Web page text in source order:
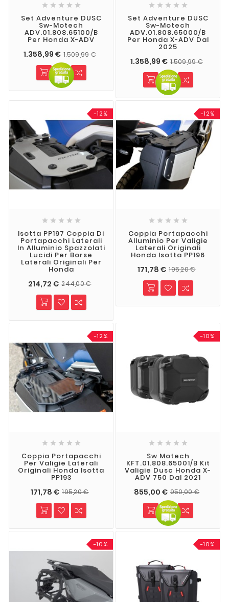
    
Set Adventure DUSC
Sw-Motech
ADV.01.808.65100/B
Per Honda X-ADV
1.358,99 € 1.509,99 €
    
Set Adventure DUSC
Sw-Motech
ADV.01.808.65000/B
Per Honda X-ADV Dal
2025
1.358,99 € 1.509,99 €
-12%
    
Isotta PP197 Coppia Di
Portapacchi Laterali
In Alluminio Spazzolati
Lucidi Per Borse
Laterali Originali Per
Honda
214,72 € 244,00 €
-12%
    
Coppia Portapacchi
Alluminio Per Valigie
Laterali Originali
Honda Isotta PP196
171,78 € 195,20 €
-12%
    
Coppia Portapacchi
Per Valigie Laterali
Originali Honda Isotta
PP193
171,78 € 195,20 €
-10%
    
Sw Motech
KFT.01.808.65001/B Kit
Valigie Dusc Honda X-
ADV 750 Dal 2021
855,00 € 950,00 €
-10% -10%